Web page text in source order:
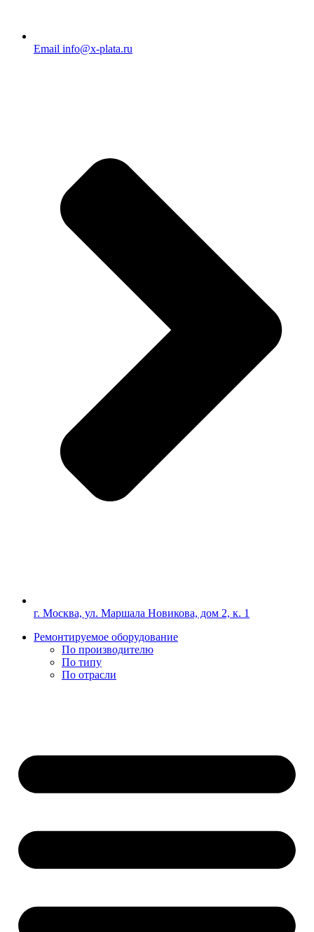
Email info@x-plata.ru
г. Москва, ул. Маршала Новикова, дом 2, к. 1
Ремонтируемое оборудование
По производителю
По типу
По отрасли